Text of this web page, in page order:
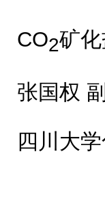
CO2矿
张国权
四川大